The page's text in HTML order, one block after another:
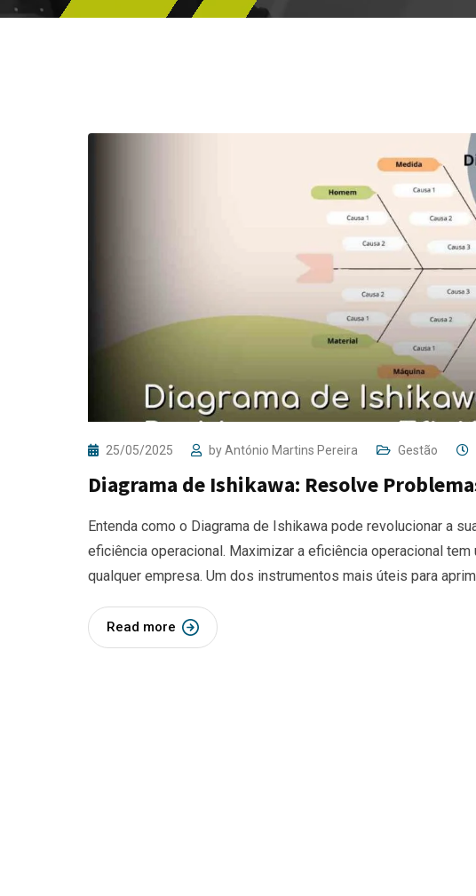
25/05/2025 byAntónio Martins Pereira Gestão
Diagrama de Ishikawa: Resolve
Entenda como o Diagrama de Ishikawa pode revolucionar a
eficiência operacional. Maximizar a eficiência operacional
qualquer empresa. Um dos instrumentos mais úteis para
Read more